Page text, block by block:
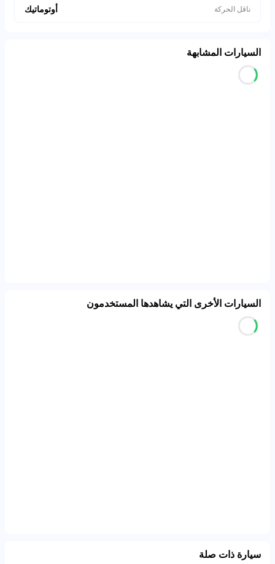
ناقل الحركة أوتوماتيك
السيارات المشابهة
السيارات الأخرى التي يشاهدها المستخدمون
سيارة ذات صلة